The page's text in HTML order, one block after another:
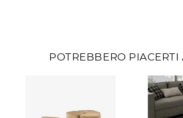
POTREBBERO PIACERTI